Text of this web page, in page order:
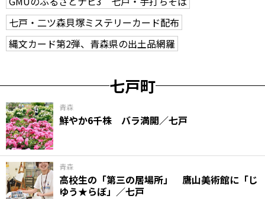
七戸・二ツ森貝塚ミステリーカード配布
縄文カード第2弾、青森県の出土品網羅
七戸町
青森
鮮やか6千株 バラ満開／七戸
青森
高校生の「第三の居場所」 鷹山美術館に「じ
ゆう★らぼ」／七戸